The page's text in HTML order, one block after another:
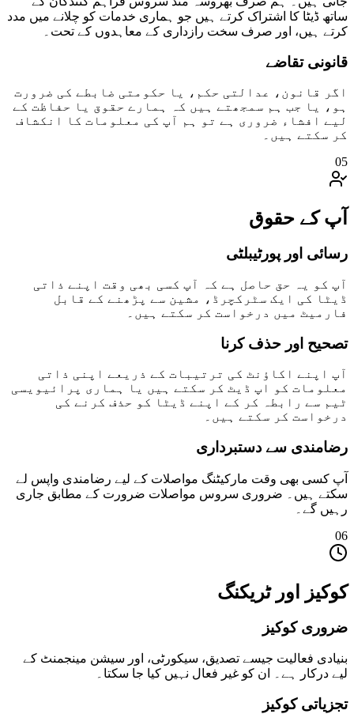
ساتھ ڈیٹا کا اشتراک کرتے ہیں جو ہماری خدمات کو چلانے میں مدد
کرتے ہیں، اور صرف سخت رازداری کے معاہدوں کے تحت۔
قانونی تقاضے
اگر قانون، عدالتی حکم، یا حکومتی ضابطے کی ضرورت
ہو، یا جب ہم سمجھتے ہیں کہ ہمارے حقوق یا حفاظت کے
لیے افشاء ضروری ہے تو ہم آپ کی معلومات کا انکشاف
کر سکتے ہیں۔
05
آپ کے حقوق
رسائی اور پورٹیبلٹی
آپ کو یہ حق حاصل ہے کہ آپ کسی بھی وقت اپنے ذاتی
ڈیٹا کی ایک سٹرکچرڈ، مشین سے پڑھنے کے قابل
فارمیٹ میں درخواست کر سکتے ہیں۔
تصحیح اور حذف کرنا
آپ اپنے اکاؤنٹ کی ترتیبات کے ذریعے اپنی ذاتی
معلومات کو اپ ڈیٹ کر سکتے ہیں یا ہماری پرائیویسی
ٹیم سے رابطہ کر کے اپنے ڈیٹا کو حذف کرنے کی
درخواست کر سکتے ہیں۔
رضامندی سے دستبرداری
آپ کسی بھی وقت مارکیٹنگ مواصلات کے لیے رضامندی واپس لے
سکتے ہیں۔ ضروری سروس مواصلات ضرورت کے مطابق جاری
رہیں گے۔
06
کوکیز اور ٹریکنگ
ضروری کوکیز
بنیادی فعالیت جیسے تصدیق، سیکورٹی، اور سیشن مینجمنٹ کے
لیے درکار ہے۔ ان کو غیر فعال نہیں کیا جا سکتا۔
تجزیاتی کوکیز